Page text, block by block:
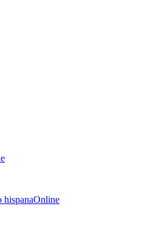
hispanaOnline